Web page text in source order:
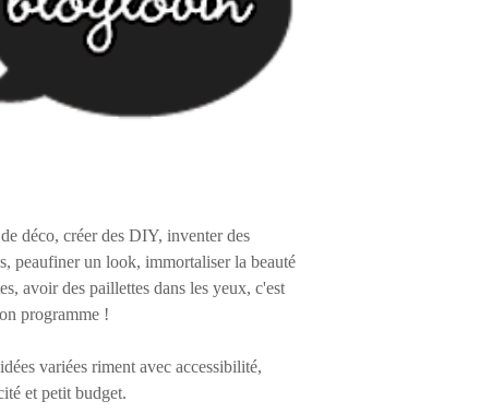
déco, créer des DIY, inventer des
peaufiner un look, immortaliser la beauté
avoir des paillettes dans les yeux, c'est
programme !
variées riment avec accessibilité,
et petit budget.